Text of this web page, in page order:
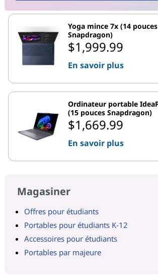
Yoga mince 7x (14 pouces
Snapdragon)
$1,999.99
En savoir plus
Ordinateur portable
(15 pouces Snapdragon)
$1,669.99
En savoir plus
Magasiner
Offres pour étudiants
Portables pour étudiants K-12
Accessoires pour étudiants
Portables par majeure